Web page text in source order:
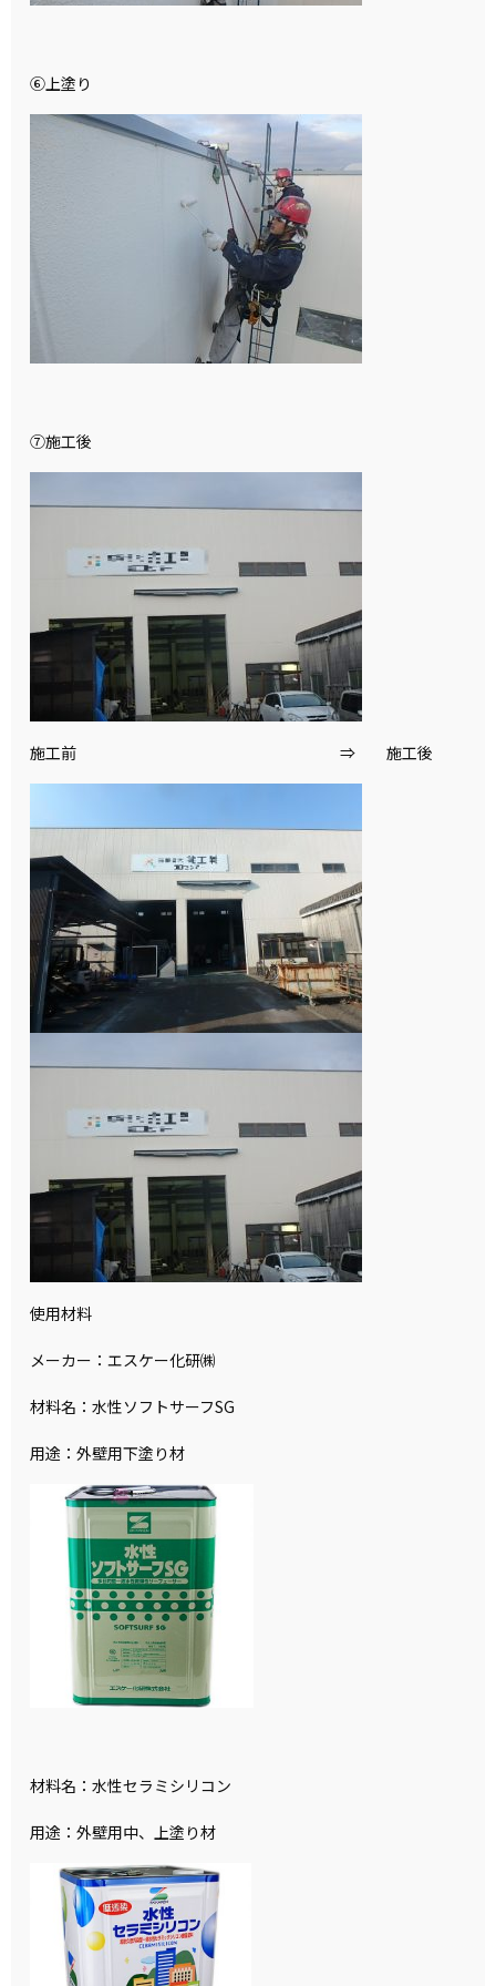
⑥上塗り
⑦施工後
施工前 ⇒ 施工後
使用材料
メーカー：エスケー化研㈱
材料名：水性ソフトサーフSG
用途：外壁用下塗り材
材料名：水性セラミシリコン
用途：外壁用中、上塗り材